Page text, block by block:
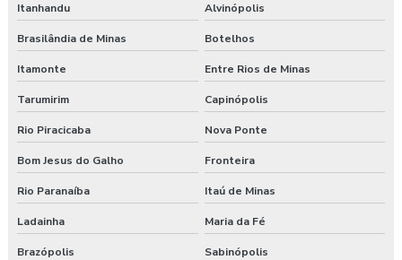
Itanhandu Alvinópolis
Brasilândia de Minas Botelhos
Itamonte Entre Rios de Minas
Tarumirim Capinópolis
Rio Piracicaba Nova Ponte
Bom Jesus do Galho Fronteira
Rio Paranaíba Itaú de Minas
Ladainha Maria da Fé
Brazópolis Sabinópolis